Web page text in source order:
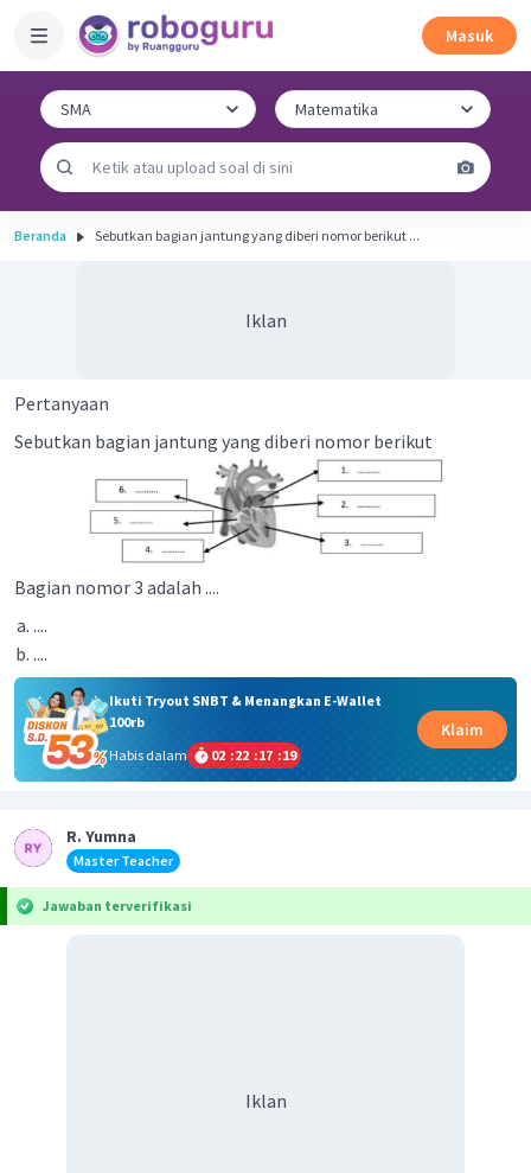
Masuk
Beranda Sebutkan bagian jantung yang diberi nomor berikut ...
Iklan
Pertanyaan
Sebutkan bagian jantung yang diberi nomor berikut
Bagian nomor 3 adalah ....
....
....
Ikuti Tryout SNBT & Menangkan E-Wallet
100rb
Habis dalam
02 :22 :17 :19
Klaim
R. Yumna
Master Teacher
Jawaban terverifikasi
Iklan